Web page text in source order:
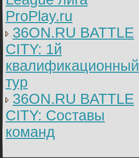
ProPlay.ru
36ON.RU BATTLE
CITY: 1й
квалификационный
тур
36ON.RU BATTLE
CITY: Составы
команд